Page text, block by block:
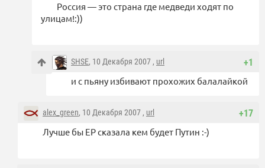
Россия — это страна где медведи ходят по
улицам!:))
+1
SHSE, 10 Декабря 2007 , url
и с пьяну избивают прохожих балалайкой
+17
alex_green, 10 Декабря 2007 , url
Лучше бы ЕР сказала кем будет Путин :-)